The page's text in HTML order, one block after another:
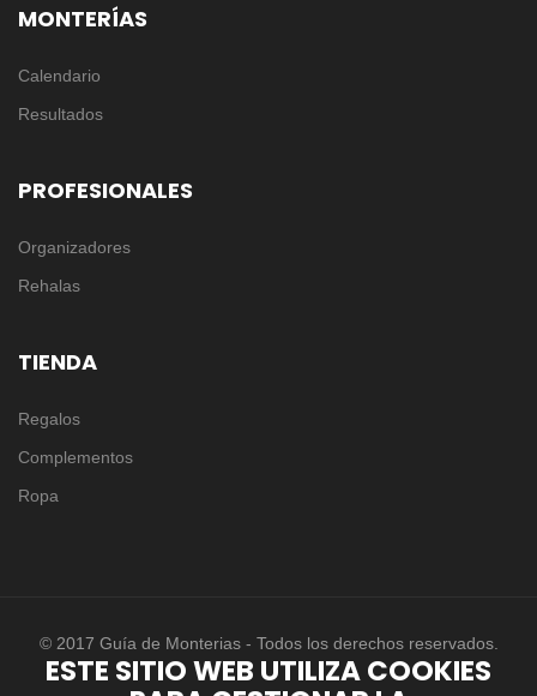
MONTERÍAS
Calendario
Resultados
PROFESIONALES
Organizadores
Rehalas
TIENDA
Regalos
Complementos
Ropa
© 2017 Guía de Monterias - Todos los derechos reservados.
ESTE SITIO WEB UTILIZA COOKIES